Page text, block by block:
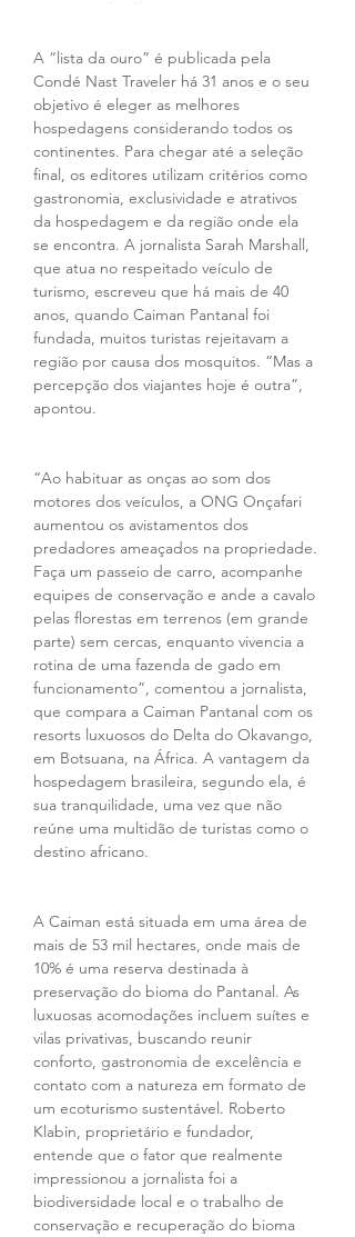
A “lista da ouro” é publicada pela
Condé Nast Traveler há 31 anos e o seu
objetivo é eleger as melhores
hospedagens considerando todos os
continentes. Para chegar até a seleção
final, os editores utilizam critérios como
gastronomia, exclusividade e atrativos
da hospedagem e da região onde ela
se encontra. A jornalista Sarah Marshall,
que atua no respeitado veículo de
turismo, escreveu que há mais de 40
anos, quando Caiman Pantanal foi
fundada, muitos turistas rejeitavam a
região por causa dos mosquitos. “Mas a
percepção dos viajantes hoje é outra”,
apontou.
“Ao habituar as onças ao som dos
motores dos veículos, a ONG Onçafari
aumentou os avistamentos dos
predadores ameaçados na propriedade.
Faça um passeio de carro, acompanhe
equipes de conservação e ande a cavalo
pelas florestas em terrenos (em grande
parte) sem cercas, enquanto vivencia a
rotina de uma fazenda de gado em
funcionamento”, comentou a jornalista,
que compara a Caiman Pantanal com os
resorts luxuosos do Delta do Okavango,
em Botsuana, na África. A vantagem da
hospedagem brasileira, segundo ela, é
sua tranquilidade, uma vez que não
reúne uma multidão de turistas como o
destino africano.
A Caiman está situada em uma área de
mais de 53 mil hectares, onde mais de
10% é uma reserva destinada à
preservação do bioma do Pantanal. As
luxuosas acomodações incluem suítes e
vilas privativas, buscando reunir
conforto, gastronomia de excelência e
contato com a natureza em formato de
um ecoturismo sustentável. Roberto
Klabin, proprietário e fundador,
entende que o fator que realmente
impressionou a jornalista foi a
biodiversidade local e o trabalho de
conservação e recuperação do bioma